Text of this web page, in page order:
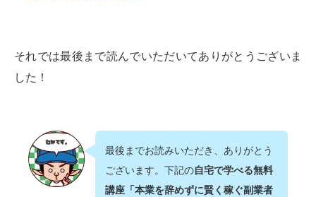
それでは最後まで読んでいただいてありがとうございま
した！
最後までお読みいただき、ありがとう
ございます。下記の自宅で学べる無料
講座「本業を辞めずに賢く稼ぐ副業者